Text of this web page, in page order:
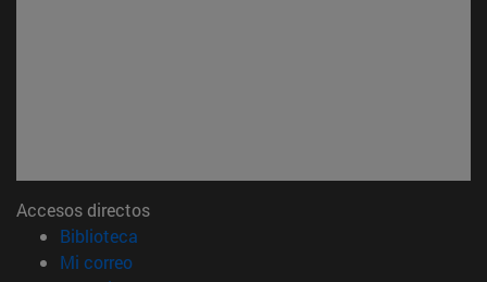
Accesos directos
Biblioteca
Mi correo(abre en nueva ventana)